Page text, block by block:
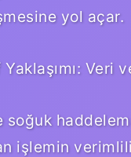
yol açar.
Veri
soğuk
işlemin